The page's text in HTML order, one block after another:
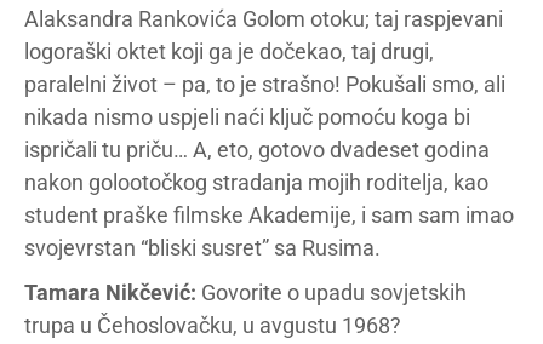
Alaksandra Rankovića Golom otoku; taj raspjevani
logoraški oktet koji ga je dočekao, taj drugi,
paralelni život – pa, to je strašno! Pokušali smo, ali
nikada nismo uspjeli naći ključ pomoću koga bi
ispričali tu priču… A, eto, gotovo dvadeset godina
nakon golootočkog stradanja mojih roditelja, kao
student praške filmske Akademije, i sam sam imao
svojevrstan “bliski susret” sa Rusima.
Tamara Nikčević: Govorite o upadu sovjetskih
trupa u Čehoslovačku, u avgustu 1968?